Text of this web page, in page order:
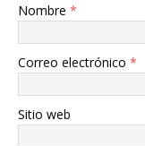
Nombre *
Correo electrónico *
Sitio web